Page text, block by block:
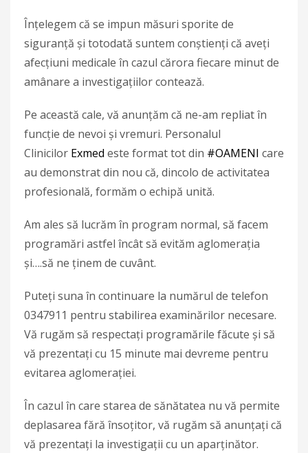
Înţelegem că se impun măsuri sporite de
siguranţă şi totodată suntem conştienţi că aveţi
afecţiuni medicale în cazul cărora fiecare minut de
amânare a investigaţiilor contează.
Pe această cale, vă anunţăm că ne-am repliat în
funcţie de nevoi şi vremuri. Personalul
Clinicilor Exmed este format tot din #OAMENI care
au demonstrat din nou că, dincolo de activitatea
profesională, formăm o echipă unită.
Am ales să lucrăm în program normal, să facem
programări astfel încât să evităm aglomeraţia
şi….să ne ţinem de cuvânt.
Puteţi suna în continuare la numărul de telefon
0347911 pentru stabilirea examinărilor necesare.
Vă rugăm să respectați programările făcute și să
vă prezentați cu 15 minute mai devreme pentru
evitarea aglomerației.
În cazul în care starea de sănătatea nu vă permite
deplasarea fără însoțitor, vă rugăm să anunțați că
vă prezentați la investigații cu un aparținător.